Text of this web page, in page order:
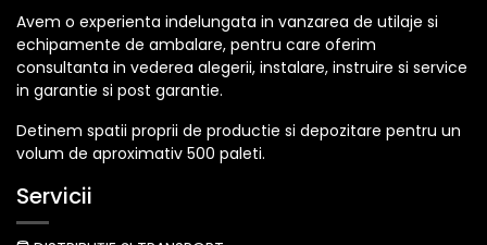
Avem o experienta indelungata in vanzarea de utilaje si
echipamente de ambalare, pentru care oferim
consultanta in vederea alegerii, instalare, instruire si service
in garantie si post garantie.
Detinem spatii proprii de productie si depozitare pentru un
volum de aproximativ 500 paleti.
Servicii